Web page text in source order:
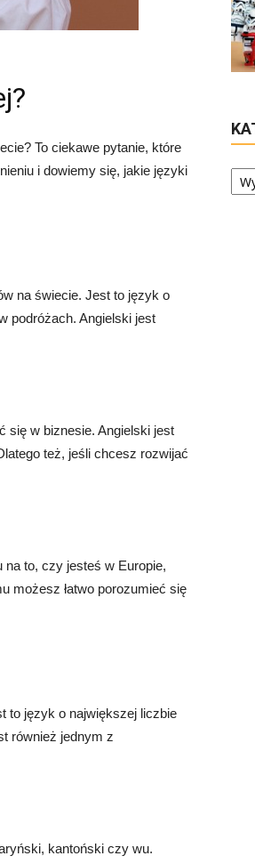
To ciekawe pytanie, które
i dowiemy się, jakie języki
na świecie. Jest to język o
podróżach. Angielski jest
się w biznesie. Angielski jest
też, jeśli chcesz rozwijać
to, czy jesteś w Europie,
możesz łatwo porozumieć się
to język o największej liczbie
również jednym z
kantoński czy wu.